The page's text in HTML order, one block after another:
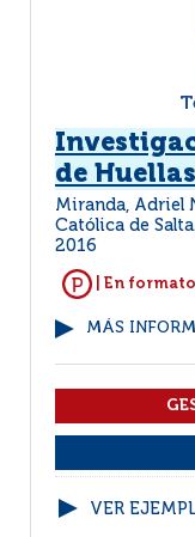
de
Miranda, Adriel
Católica de
2016
| En
MÁS
VER